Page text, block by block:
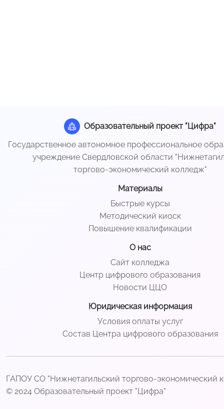
Материалы
Быстрые курсы
Методический киоск
Повышение квалификации
О нас
Сайт колледжа
Центр цифрового образования
Новости ЦЦО
Юридическая информация
Условия оплаты услуг
Состав Центра цифрового образования
Образовательный проект "Цифра"
Государственное автономное профессиональное
учреждение Свердловской области
торгово-экономический колледж"
ГАПОУ СО "Нижнетагильский торгово-экономический
© 2024 Образовательный проект "Цифра"